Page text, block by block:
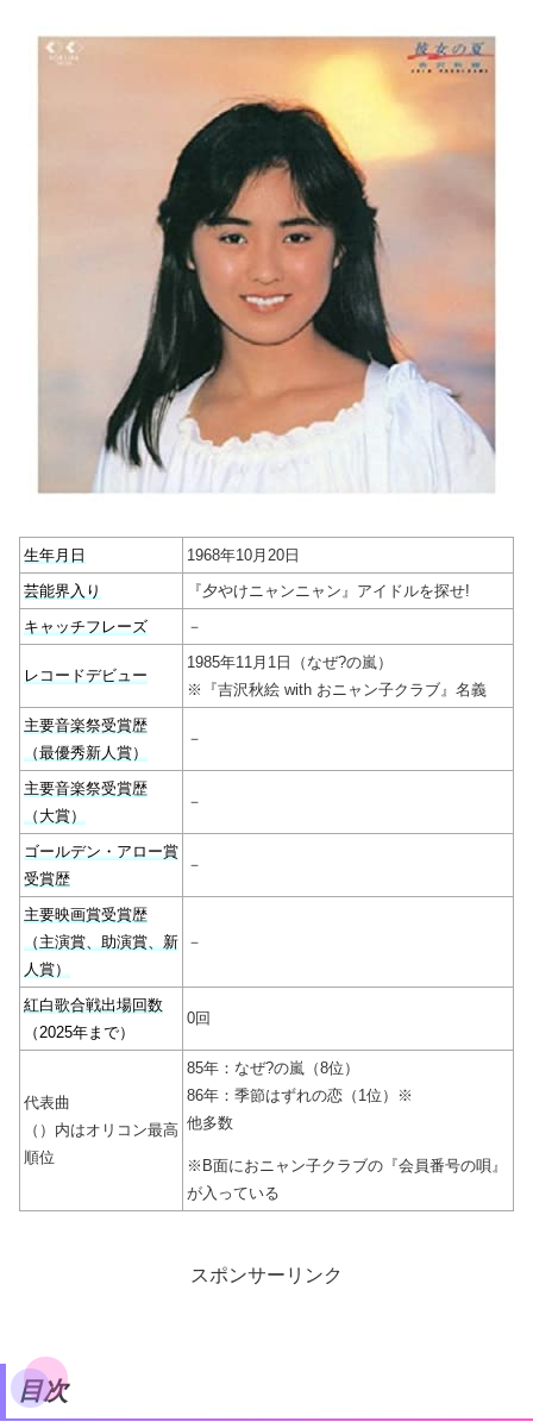
生年月日
1968年10月20日
芸能界入り
『夕やけニャンニャン』アイドルを探せ!
キャッチフレーズ
－
レコードデビュー
1985年11月1日（なぜ?の嵐）
※『吉沢秋絵 with おニャン子クラブ』名義
主要音楽祭受賞歴
（最優秀新人賞）
－
主要音楽祭受賞歴
（大賞）
－
ゴールデン・アロー賞
受賞歴
－
主要映画賞受賞歴
（主演賞、助演賞、新
人賞）
－
紅白歌合戦出場回数
（2025年まで）
0回
代表曲
（）内はオリコン最高
順位
85年：なぜ?の嵐（8位）
86年：季節はずれの恋（1位）※
他多数
※B面におニャン子クラブの『会員番号の唄』
が入っている
スポンサーリンク
目次